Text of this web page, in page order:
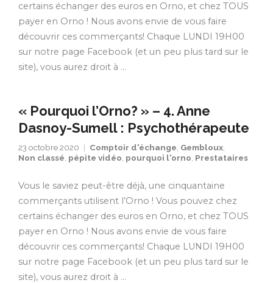
certains échanger des euros en Orno, et chez TOUS
payer en Orno ! Nous avons envie de vous faire
découvrir ces commerçants! Chaque LUNDI 19H00
sur notre page Facebook (et un peu plus tard sur le
site), vous aurez droit à …
« Pourquoi l’Orno? » – 4. Anne
Dasnoy-Sumell : Psychothérapeute
23 octobre 2020 Comptoir d'échange Gembloux
Non classé pépite vidéo pourquoi l'orno Prestataires
Vous le saviez peut-être déjà, une cinquantaine
commerçants utilisent l’Orno ! Vous pouvez chez
certains échanger des euros en Orno, et chez TOUS
payer en Orno ! Nous avons envie de vous faire
découvrir ces commerçants! Chaque LUNDI 19H00
sur notre page Facebook (et un peu plus tard sur le
site), vous aurez droit à …